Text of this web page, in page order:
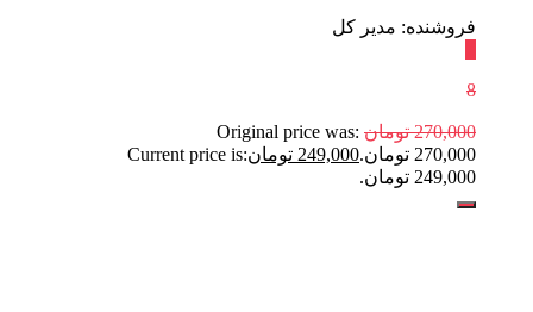
فروشنده: مدیر کل
8
270,000 تومان Original price was:
270,000 تومان.
249,000 تومانCurrent price is:
249,000 تومان.